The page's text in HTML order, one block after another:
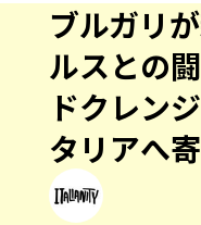
ブルガリ
ルスとの
ドクレン
タリアへ寄